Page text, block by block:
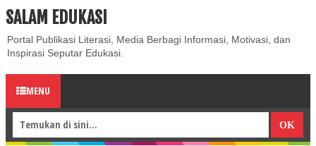
ABOUT CONTACT US
SALAM EDUKASI
Portal Publikasi Literasi, Media Berbagi Informasi, Motivasi, dan
Inspirasi Seputar Edukasi.
MENU